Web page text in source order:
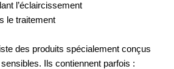
l’éclaircissement
le traitement
des produits spécialement conçus
Ils contiennent parfois :